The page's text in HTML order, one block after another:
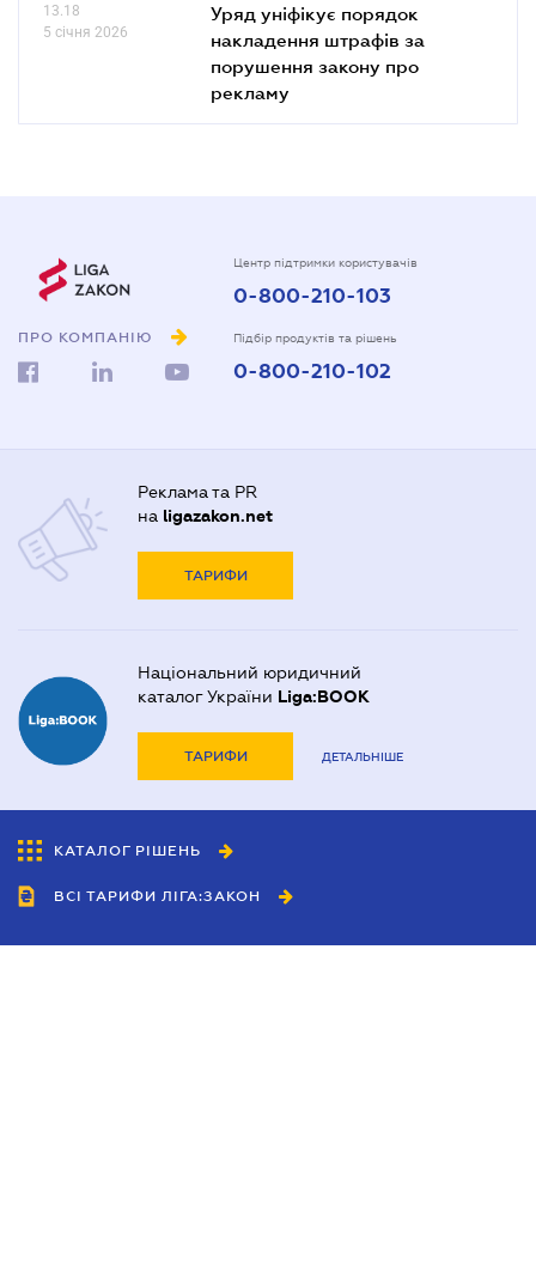
13.18
5 січня 2026
Уряд уніфікує порядок
накладення штрафів за
порушення закону про
рекламу
ПРО КОМПАНІЮ
Центр підтримки користувачів
0-800-210-103
Підбір продуктів та рішень
0-800-210-102
Реклама та PR
на ligazakon.net
ТАРИФИ
Національний юридичний
каталог України Liga:BOOK
ТАРИФИ ДЕТАЛЬНІШЕ
КАТАЛОГ РІШЕНЬ
ВСІ ТАРИФИ ЛІГА:ЗАКОН